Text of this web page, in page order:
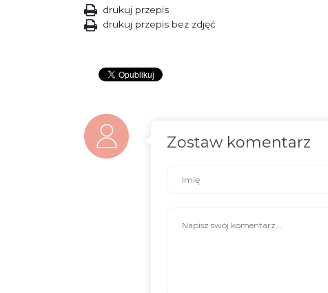
drukuj przepis
drukuj przepis bez zdjęć
Zostaw komentarz